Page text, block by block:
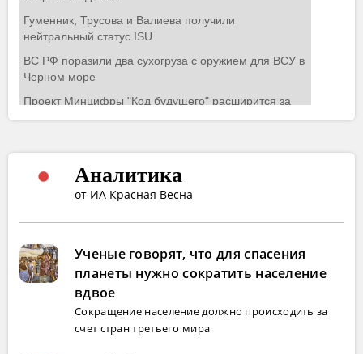
Аналитика
от ИА Красная Весна
Ученые говорят, что для спасения
планеты нужно сократить население
вдвое
Сокращение население должно происходить за
счет стран третьего мира